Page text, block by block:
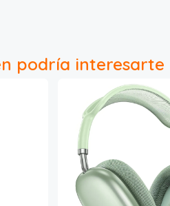
podría interesarte